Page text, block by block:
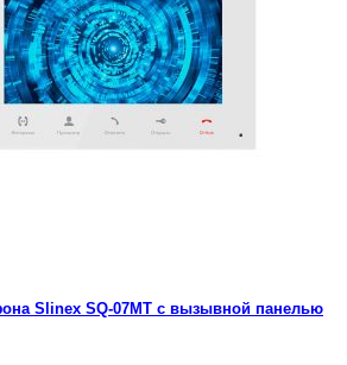
Slinex SQ-07MT с вызывной панелью